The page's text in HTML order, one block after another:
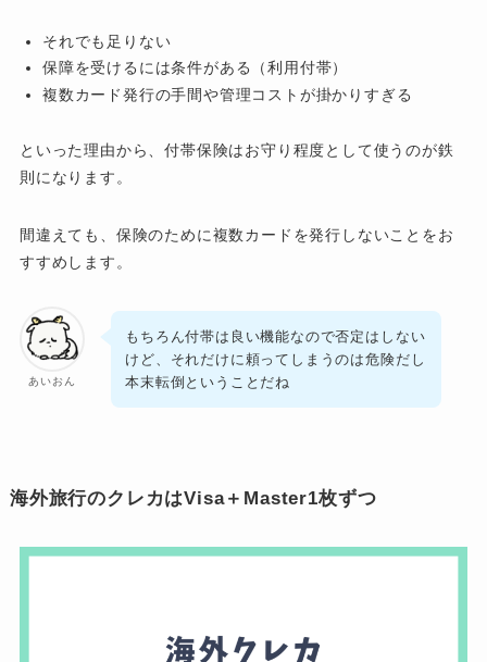
それでも足りない
保障を受けるには条件がある（利用付帯）
複数カード発行の手間や管理コストが掛かりすぎる
といった理由から、付帯保険はお守り程度として使うのが鉄
則になります。
間違えても、保険のために複数カードを発行しないことをお
すすめします。
あいおん
もちろん付帯は良い機能なので否定はしない
けど、それだけに頼ってしまうのは危険だし
本末転倒ということだね
海外旅行のクレカはVisa＋Master1枚ずつ